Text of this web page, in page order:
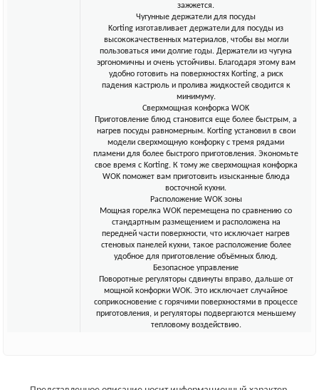
зажжется.
Чугунные держатели для посуды
Korting изготавливает держатели для посуды из
высококачественных материалов, чтобы вы могли
пользоваться ими долгие годы. Держатели из чугуна
эргономичны и очень устойчивы. Благодаря этому вам
удобно готовить на поверхностях Korting, а риск
падения кастрюль и пролива жидкостей сводится к
минимуму.
Сверхмощная конфорка WOK
Приготовление блюд становится еще более быстрым, а
нагрев посуды равномерным. Korting установил в свои
модели сверхмощную конфорку с тремя рядами
пламени для более быстрого приготовления. Экономьте
свое время с Korting. К тому же сверхмощная конфорка
WOK поможет вам приготовить изысканные блюда
восточной кухни.
Расположение WOK зоны
Мощная горелка WOK перемещена по сравнению со
стандартным размещением и расположена на
передней части поверхности, что исключает нагрев
стеновых панелей кухни, такое расположение более
удобное для приготовление объёмных блюд.
Безопасное управление
Поворотные регуляторы сдвинуты вправо, дальше от
мощной конфорки WOK. Это исключает случайное
соприкосновение с горячими поверхностями в процессе
приготовления, и регуляторы подвергаются меньшему
тепловому воздействию.